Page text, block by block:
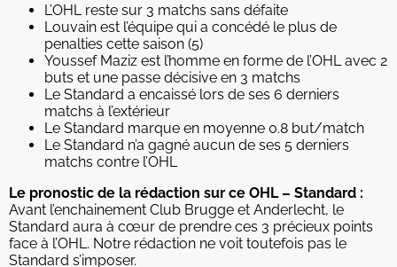
L’OHL reste sur 3 matchs sans défaite
Louvain est l’équipe qui a concédé le plus de
penalties cette saison (5)
Youssef Maziz est l’homme en forme de l’OHL avec 2
buts et une passe décisive en 3 matchs
Le Standard a encaissé lors de ses 6 derniers
matchs à l’extérieur
Le Standard marque en moyenne 0.8 but/match
Le Standard n’a gagné aucun de ses 5 derniers
matchs contre l’OHL
Le pronostic de la rédaction sur ce OHL – Standard :
Avant l’enchainement Club Brugge et Anderlecht, le
Standard aura à cœur de prendre ces 3 précieux points
face à l’OHL. Notre rédaction ne voit toutefois pas le
Standard s’imposer.